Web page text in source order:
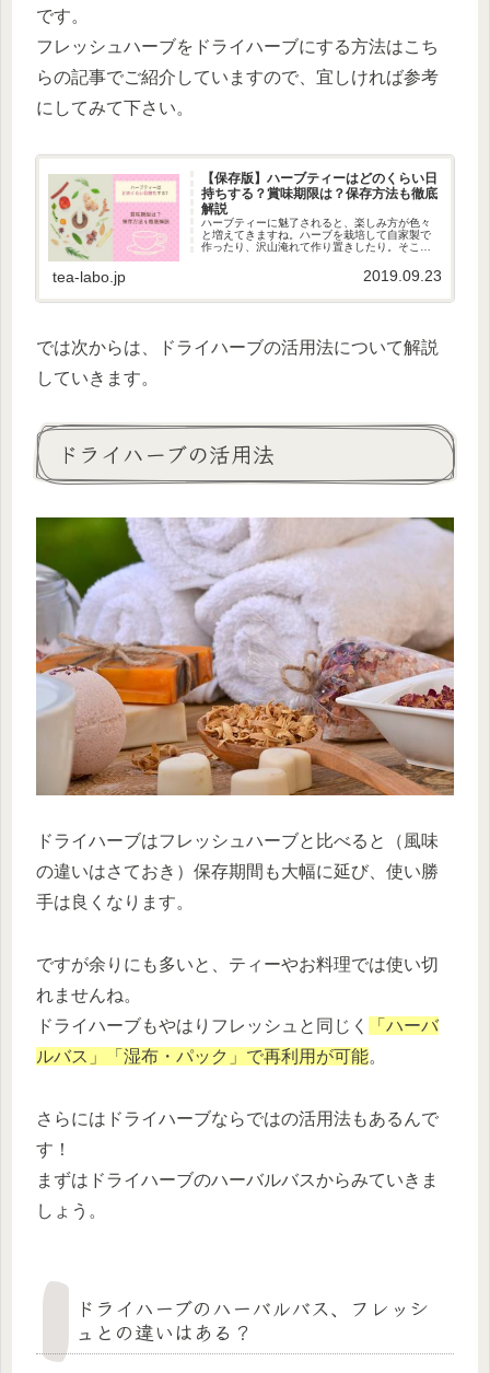
です。
フレッシュハーブをドライハーブにする方法はこち
らの記事でご紹介していますので、宜しければ参考
にしてみて下さい。
【保存版】ハーブティーはどのくらい日
持ちする？賞味期限は？保存方法も徹底
解説
ハーブティーに魅了されると、楽しみ方が色々
と増えてきますね。ハーブを栽培して自家製で
作ったり、沢山淹れて作り置きしたり。そこで
かくですから正しく保存して、美味しく楽しみ
たいですよね。 「ハーブティー...
tea-labo.jp 2019.09.23
では次からは、ドライハーブの活用法について解説
していきます。
ドライハーブの活用法
ドライハーブはフレッシュハーブと比べると（風味
の違いはさておき）保存期間も大幅に延び、使い勝
手は良くなります。
ですが余りにも多いと、ティーやお料理では使い切
れませんね。
ドライハーブもやはりフレッシュと同じく
「ハーバ
ルバス」「湿布・パック」で再利用が可能。
さらにはドライハーブならではの活用法もあるんで
す！
まずはドライハーブのハーバルバスからみていきま
しょう。
ドライハーブのハーバルバス、フレッシ
ュとの違いはある？